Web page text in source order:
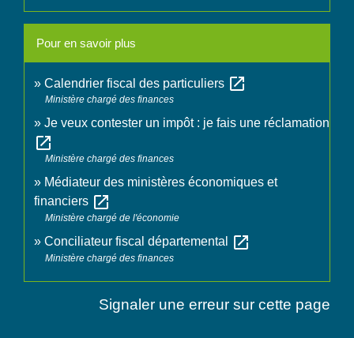
Pour en savoir plus
Calendrier fiscal des particuliers open_in_new
Ministère chargé des finances
Je veux contester un impôt : je fais une réclamation
open_in_new
Ministère chargé des finances
Médiateur des ministères économiques et
financiers open_in_new
Ministère chargé de l'économie
Conciliateur fiscal départemental open_in_new
Ministère chargé des finances
Signaler une erreur sur cette page